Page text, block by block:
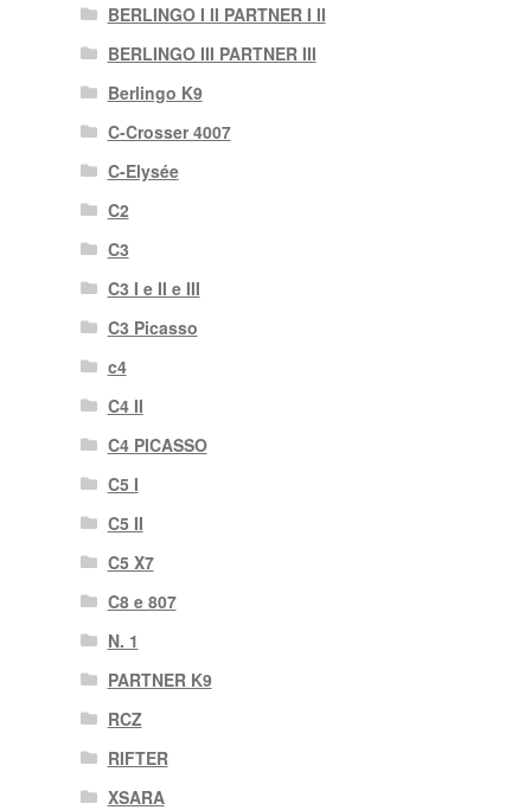
BERLINGO I II PARTNER I II
BERLINGO III PARTNER III
Berlingo K9
C-Crosser 4007
C-Elysée
C2
C3
C3 I e II e III
C3 Picasso
c4
C4 II
C4 PICASSO
C5 I
C5 II
C5 X7
C8 e 807
N. 1
PARTNER K9
RCZ
RIFTER
XSARA